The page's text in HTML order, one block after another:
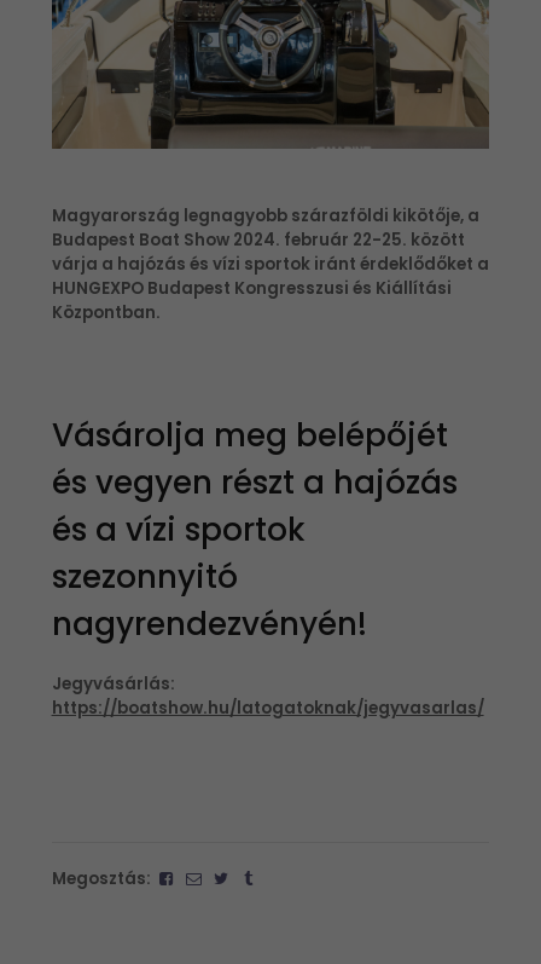
Magyarország legnagyobb szárazföldi kikötője, a
Budapest Boat Show 2024. február 22-25. között
várja a hajózás és vízi sportok iránt érdeklődőket a
HUNGEXPO Budapest Kongresszusi és Kiállítási
Központban.
Vásárolja meg belépőjét
és vegyen részt a hajózás
és a vízi sportok
szezonnyitó
nagyrendezvényén!
Jegyvásárlás:
https://boatshow.hu/latogatoknak/jegyvasarlas/
Megosztás: